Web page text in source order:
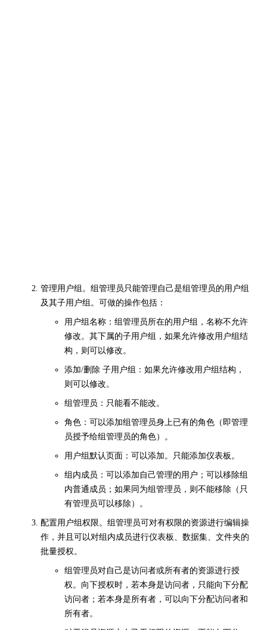
管理用户组。组管理员只能管理自己是组管理员的用户组
及其子用户组。可做的操作包括：
用户组名称：组管理员所在的用户组，名称不允许
修改。其下属的子用户组，如果允许修改用户组结
构，则可以修改。
添加/删除 子用户组：如果允许修改用户组结构，
则可以修改。
组管理员：只能看不能改。
角色：可以添加组管理员身上已有的角色（即管理
员授予给组管理员的角色）。
用户组默认页面：可以添加。只能添加仪表板。
组内成员：可以添加自己管理的用户；可以移除组
内普通成员；如果同为组管理员，则不能移除（只
有管理员可以移除）。
配置用户组权限。组管理员可对有权限的资源进行编辑操
作，并且可以对组内成员进行仪表板、数据集、文件夹的
批量授权。
组管理员对自己是访问者或所有者的资源进行授
权。向下授权时，若本身是访问者，只能向下分配
访问者；若本身是所有者，可以向下分配访问者和
所有者。